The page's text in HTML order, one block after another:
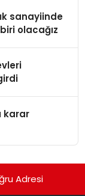
sanayiinde
olacağız
karar
Adresi